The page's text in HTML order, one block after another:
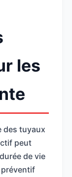
les
des tuyaux
peut
de vie